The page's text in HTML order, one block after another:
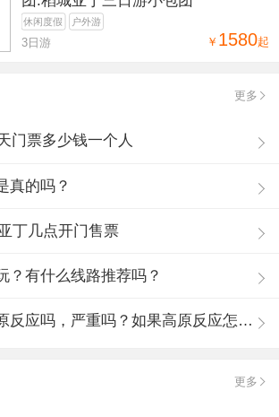
休闲度假 户外游
￥ 1580起
3日游
更多
门票多少钱一个人
真的吗？
丁几点开门售票
？有什么线路推荐吗？
稻城亚丁会有高原反应吗，严重吗？如果高原反应怎么办？
更多